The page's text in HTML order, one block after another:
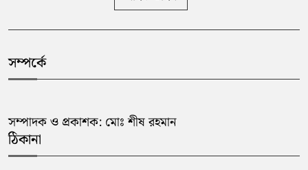
সম্পর্কে
সম্পাদক ও প্রকাশক: মোঃ শীষ রহমান
ঠিকানা